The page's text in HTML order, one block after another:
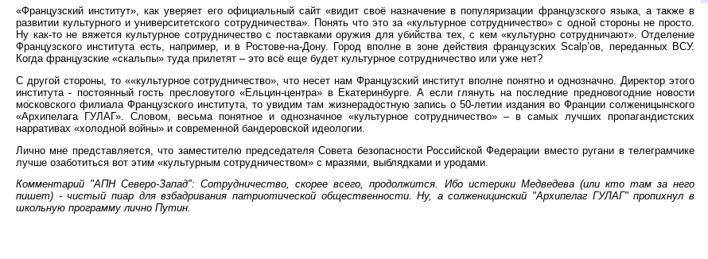
«Французский институт», как уверяет его официальный сайт «видит своё назначение в популяризации французского языка, а также в
развитии культурного и университетского сотрудничества». Понять что это за «культурное сотрудничество» с одной стороны не просто.
Ну как-то не вяжется культурное сотрудничество с поставками оружия для убийства тех, с кем «культурно сотрудничают». Отделение
Французского института есть, например, и в Ростове-на-Дону. Город вполне в зоне действия французских Scalp’ов, переданных ВСУ.
Когда французские «скальпы» туда прилетят – это всё еще будет культурное сотрудничество или уже нет?
С другой стороны, то ««культурное сотрудничество», что несет нам Французский институт вполне понятно и однозначно. Директор этого
института - постоянный гость пресловутого «Ельцин-центра» в Екатеринбурге. А если глянуть на последние предновогодние новости
московского филиала Французского института, то увидим там жизнерадостную запись о 50-летии издания во Франции солженицынского
«Архипелага ГУЛАГ». Словом, весьма понятное и однозначное «культурное сотрудничество» – в самых лучших пропагандистских
нарративах «холодной войны» и современной бандеровской идеологии.
Лично мне представляется, что заместителю председателя Совета безопасности Российской Федерации вместо ругани в телеграмчике
лучше озаботиться вот этим «культурным сотрудничеством» с мразями, выблядками и уродами.
Комментарий "АПН Северо-Запад": Сотрудничество, скорее всего, продолжится. Ибо истерики Медведева (или кто там за него
пишет) - чистый пиар для взбадривания патриотической общественности. Ну, а солженицинский "Архипелаг ГУЛАГ" пропихнул в
школьную программу лично Путин.